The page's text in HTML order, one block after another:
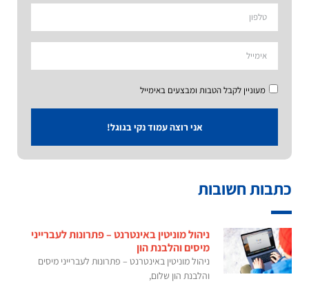
מעוניין לקבל הטבות ומבצעים באימייל
אני רוצה עמוד נקי בגוגל!
כתבות חשובות
ניהול מוניטין באינטרנט – פתרונות לעברייני
מיסים והלבנת הון
ניהול מוניטין באינטרנט – פתרונות לעברייני מיסים
והלבנת הון שלום,